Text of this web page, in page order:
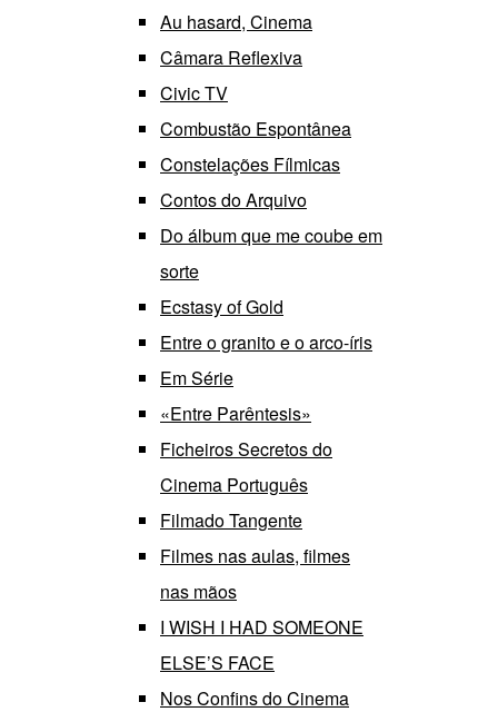
Au hasard, Cinema
Câmara Reflexiva
Civic TV
Combustão Espontânea
Constelações Fílmicas
Contos do Arquivo
Do álbum que me coube em
sorte
Ecstasy of Gold
Entre o granito e o arco-íris
Em Série
«Entre Parêntesis»
Ficheiros Secretos do
Cinema Português
Filmado Tangente
Filmes nas aulas, filmes
nas mãos
I WISH I HAD SOMEONE
ELSE’S FACE
Nos Confins do Cinema